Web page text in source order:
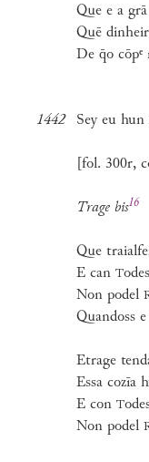
Que e a
Quē
De q̄o
1442 Sey eu hun
[fol. 300r,
Tragebis16
Que
E canT
Non podel
Quandoss
Etrage
Essa cozīa
E conT
Non podel